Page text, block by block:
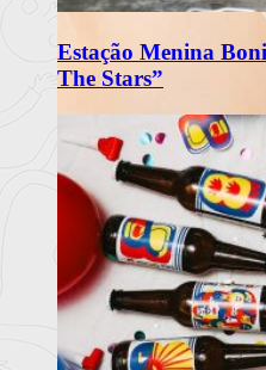
Estação Menina
The Stars”
Matriarca
com Frescura e
O restaurante Matriarca,
de verão 2
Ler mais+